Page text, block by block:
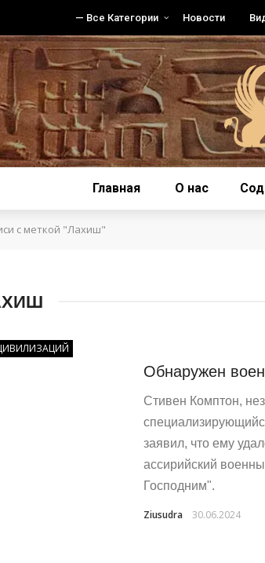
— Все Категории Новости
Главная О нас
с меткой "Лахиш"
Обнаружен
Стивен Комптон,
заявил, что ему
ассирийский
Господним".
Ziusudra 30.06.2024